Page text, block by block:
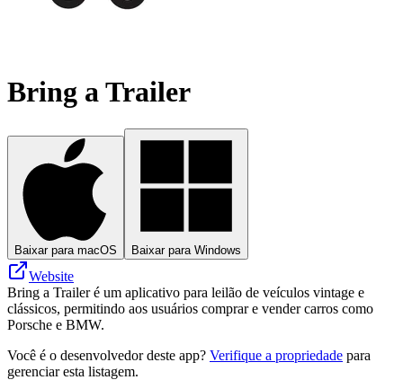
Bring a Trailer
Baixar para macOS Baixar para Windows
Website
Bring a Trailer é um aplicativo para leilão de veículos vintage e
clássicos, permitindo aos usuários comprar e vender carros como
Porsche e BMW.
Você é o desenvolvedor deste app? Verifique a propriedade para
gerenciar esta listagem.